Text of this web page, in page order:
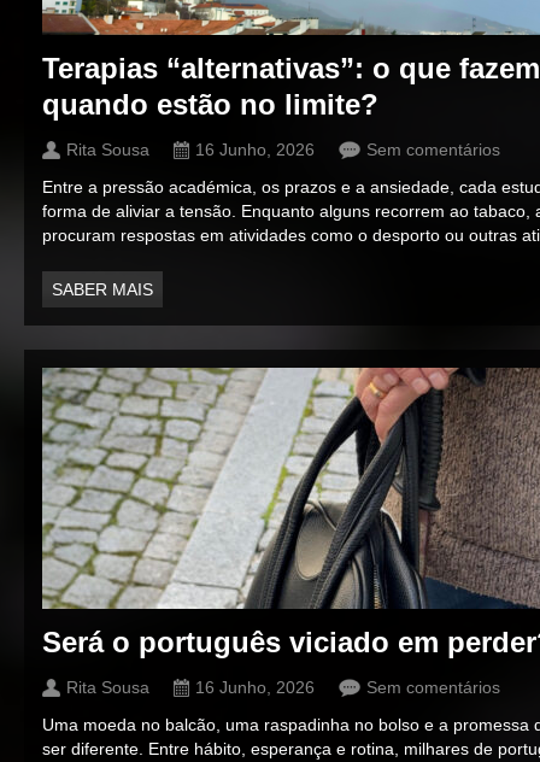
Terapias “alternativas”: o que
quando estão no limite?
Rita Sousa 16 Junho, 2026
Sem comentários
Entre a pressão académica, os prazos e a ansiedade, cada
forma de aliviar a tensão. Enquanto alguns recorrem ao tabaco,
procuram respostas em atividades como o desporto ou outras
SABER MAIS
Será o português viciado em
Rita Sousa 16 Junho, 2026
Sem comentários
Uma moeda no balcão, uma raspadinha no bolso e a promessa
ser diferente. Entre hábito, esperança e rotina, milhares de